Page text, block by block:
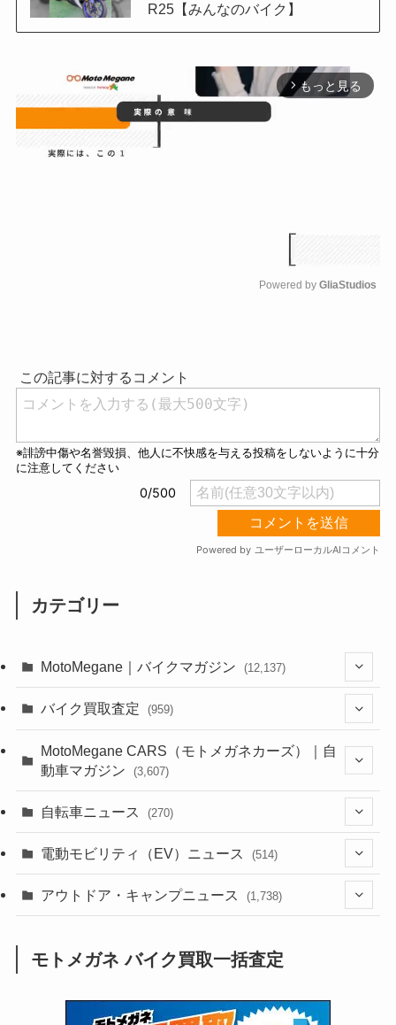
R25【みんなのバイク】
arrow_forward_ios もっと見る
Powered by GliaStudios
カテゴリー
MotoMegane｜バイクマガジン (12,137)
(44)
(1,243)
(639)
(118)
(60)
(31)
(51)
(252)
(38)
(24)
(16)
(249)
(64)
(16)
(306)
(6,957)
(2,473)
(249)
(1,226)
(12)(66)
(16)
(1,142)
(166)
バイク買取査定 (959)
(352)
MotoMegane CARS（モトメガネカーズ）｜自
動車マガジン
(3,607)
(186)
(137)
(74)
(2,744)
(126)
自転車ニュース (270)
(54)
(211)
電動モビリティ（EV）ニュース (514)
(132)
(171)
(118)
アウトドア・キャンプニュース (1,738)
(1,605)
モトメガネ バイク買取一括査定